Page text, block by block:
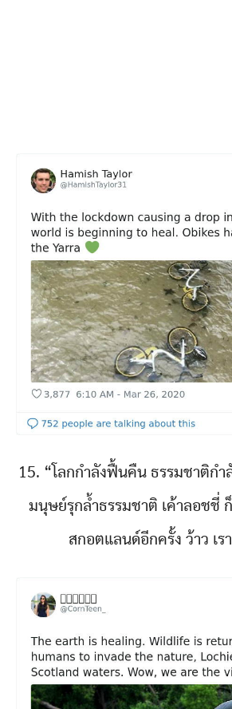
15. “โลกกำลังฟื้นคืน ธรรมชาติกำ
มนุษย์รุกล้ำธรรมชาติ เค้าลอชชี่
สกอตแลนด์อีกครั้ง ว้าว เร